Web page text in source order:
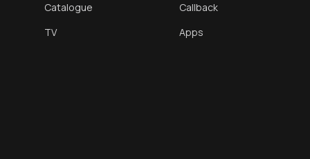
Catalogue
TV
Callback
Apps